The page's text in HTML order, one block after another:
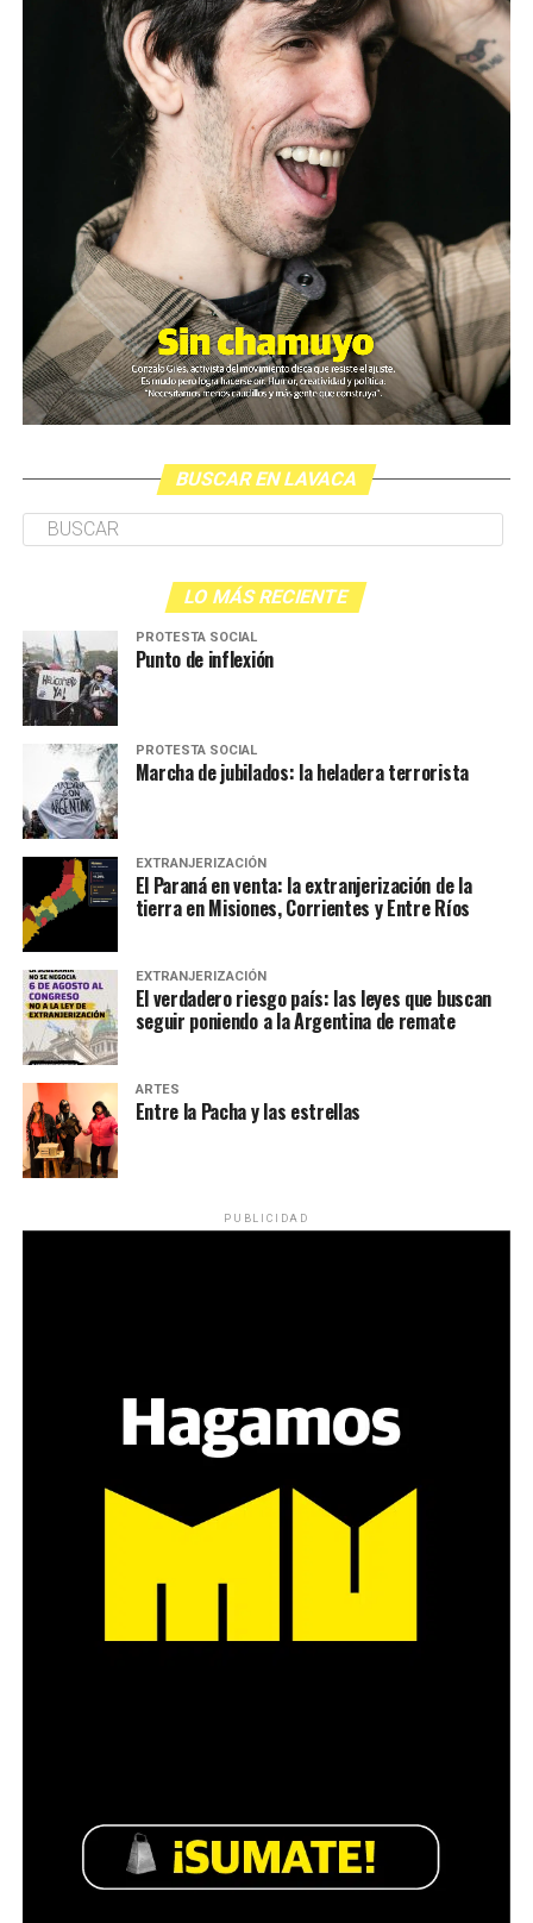
BUSCAR EN LAVACA
LO MÁS RECIENTE
PROTESTA SOCIAL
Punto de inflexión
PROTESTA SOCIAL
Marcha de jubilados: la heladera terrorista
EXTRANJERIZACIÓN
El Paraná en venta: la extranjerización de la
tierra en Misiones, Corrientes y Entre Ríos
EXTRANJERIZACIÓN
El verdadero riesgo país: las leyes que buscan
seguir poniendo a la Argentina de remate
ARTES
Entre la Pacha y las estrellas
PUBLICIDAD